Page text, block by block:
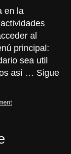
en la
al
principal:
sea util
así … Sigue